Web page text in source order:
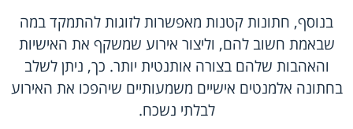
בנוסף, חתונות קטנות מאפשרות לזוגות להתמקד במה
שבאמת חשוב להם, וליצור אירוע שמשקף את האישיות
והאהבות שלהם בצורה אותנטית יותר. כך, ניתן לשלב
בחתונה אלמנטים אישיים משמעותיים שיהפכו את האירוע
לבלתי נשכח.